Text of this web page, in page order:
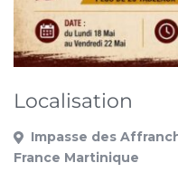
Localisation
Impasse des
France Martinique